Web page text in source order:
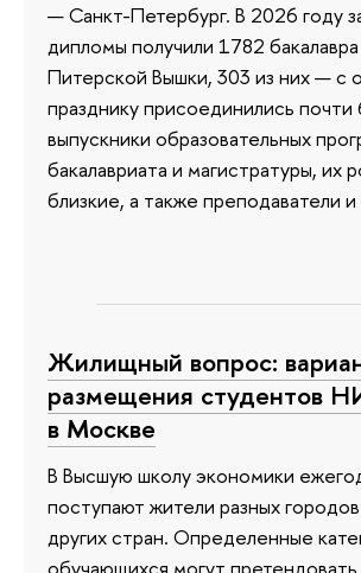
— Санкт-Петербург. В 2026 году
дипломы получили 1782
Питерской Вышки, 303 из них — с
празднику присоединились почти
выпускники образовательных
бакалавриата и магистратуры, их
близкие, а также преподаватели и
Жилищный вопрос:
размещения студентов
в Москве
В Высшую школу экономики
поступают жители разных
других стран. Определенные